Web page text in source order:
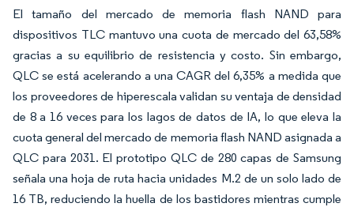
El tamaño del mercado de memoria flash NAND para
dispositivos TLC mantuvo una cuota de mercado del 63,58%
gracias a su equilibrio de resistencia y costo. Sin embargo,
QLC se está acelerando a una CAGR del 6,35% a medida que
los proveedores de hiperescala validan su ventaja de densidad
de 8 a 16 veces para los lagos de datos de IA, lo que eleva la
cuota general del mercado de memoria flash NAND asignada a
QLC para 2031. El prototipo QLC de 280 capas de Samsung
señala una hoja de ruta hacia unidades M.2 de un solo lado de
16 TB, reduciendo la huella de los bastidores mientras cumple